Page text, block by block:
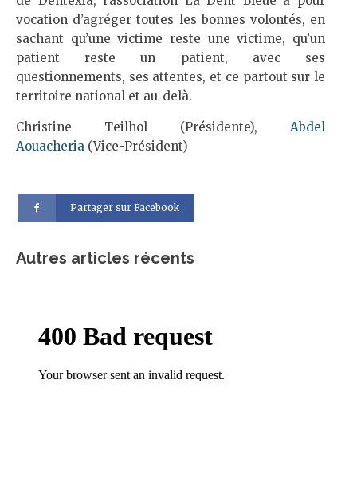
vocation d’agréger toutes les bonnes volontés, en
sachant qu’une victime reste une victime, qu’un
patient reste un patient, avec ses
questionnements, ses attentes, et ce partout sur le
territoire national et au-delà.
Christine Teilhol (Présidente), Abdel
Aouacheria (Vice-Président)
Partager sur Facebook
Autres articles récents